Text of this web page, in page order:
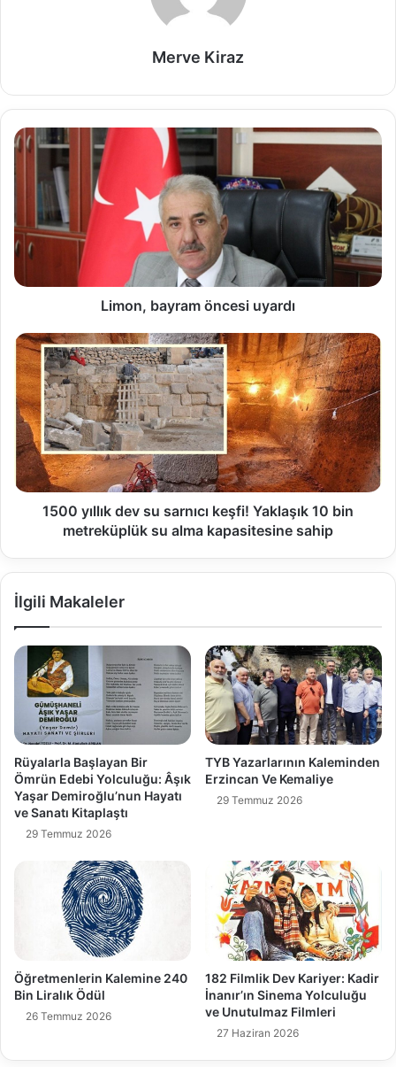
Merve Kiraz
Limon, bayram öncesi uyardı
1500 yıllık dev su sarnıcı keşfi! Yaklaşık 10 bin
metreküplük su alma kapasitesine sahip
İlgili Makaleler
Rüyalarla Başlayan Bir
Ömrün Edebi Yolculuğu: Âşık
Yaşar Demiroğlu’nun Hayatı
ve Sanatı Kitaplaştı
29 Temmuz 2026
TYB Yazarlarının Kaleminden
Erzincan Ve Kemaliye
29 Temmuz 2026
Öğretmenlerin Kalemine 240
Bin Liralık Ödül
26 Temmuz 2026
182 Filmlik Dev Kariyer: Kadir
İnanır’ın Sinema Yolculuğu
ve Unutulmaz Filmleri
27 Haziran 2026